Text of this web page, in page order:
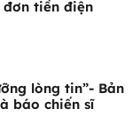
đơn tiền điện
lòng tin”- Bản
báo chiến sĩ